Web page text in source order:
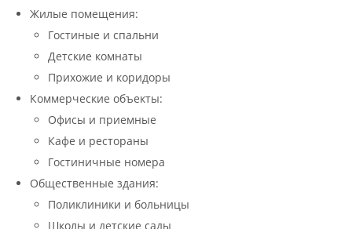
Жилые помещения:
Гостиные и спальни
Детские комнаты
Прихожие и коридоры
Коммерческие объекты:
Офисы и приемные
Кафе и рестораны
Гостиничные номера
Общественные здания:
Поликлиники и больницы
Школы и детские сады